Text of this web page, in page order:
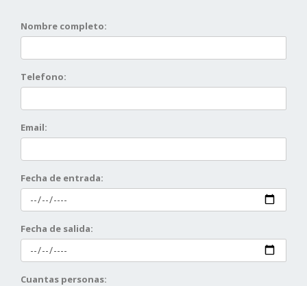
Nombre completo:
Telefono:
Email:
Fecha de entrada:
Fecha de salida:
Cuantas personas: